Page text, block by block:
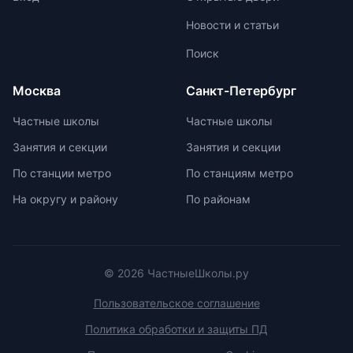
межпредметную взаимосвязь для
поддержания интереса к учебе.
регулируя нагрузку в зависимости
от возрастных задач и
учеников. Отсутствие страха перед
оценками и акцент на качественной
свои навыки и интересы.
Новости и статьи
Поиск
Москва
Частные школы
Занятия и секции
По станции метро
На округу и району
Санкт-Петербург
Частные школы
Занятия и секции
По станциям метро
По районам
© 2026 ЧастныеШколы.ру
Пользовательское соглашение
Политика обработки и защиты ПД